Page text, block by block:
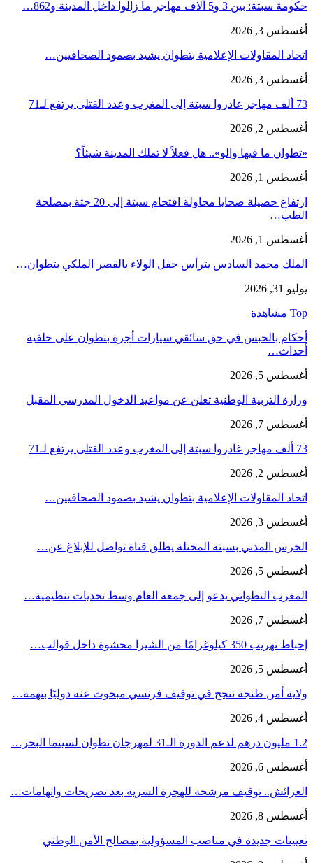
حكومة سبتة: بين 3 و5 آلاف مهاجر ما زالوا داخل المدينة و862…
أغسطس 3, 2026
اتحاد المقاولات الإعلامية بتطوان يشيد بصمود الصحافيين…
أغسطس 3, 2026
73 ألف مهاجر غادروا سبتة إلى المغرب وعدد القتلى يرتفع لـ71
أغسطس 2, 2026
«تطوان ما فيها والو».. هل فعلاً لا تملك المدينة شيئاً؟
أغسطس 1, 2026
ارتفاع حصيلة ضحايا محاولة اقتحام سبتة إلى 20 جثة بمصلحة
الطب…
أغسطس 1, 2026
الملك محمد السادس يترأس حفل الولاء بالقصر الملكي بتطوان…
يوليو 31, 2026
Top مشاهدة
أحكام بالحبس في حق سائقي سيارات أجرة بتطوان على خلفية
أحداث…
أغسطس 5, 2026
وزارة التربية الوطنية تعلن عن مواعيد الدخول المدرسي المقبل
أغسطس 7, 2026
73 ألف مهاجر غادروا سبتة إلى المغرب وعدد القتلى يرتفع لـ71
أغسطس 2, 2026
اتحاد المقاولات الإعلامية بتطوان يشيد بصمود الصحافيين…
أغسطس 3, 2026
الحرس المدني بسبتة المحتلة يطلق قناة تواصل للإبلاغ عن…
أغسطس 5, 2026
المغرب التطواني يدعو إلى جمعه العام وسط تحديات تنظيمية…
أغسطس 7, 2026
إحباط تهريب 350 كيلوغرامًا من الشيرا محشوة داخل قوالب…
أغسطس 5, 2026
ولاية أمن طنجة تنجح في توقيف فرنسي مبحوث عنه دوليًا بتهمة…
أغسطس 4, 2026
1.2 مليون درهم لدعم الدورة الـ31 لمهرجان تطوان لسينما البحر…
أغسطس 6, 2026
العرائش.. توقيف مرشحة للهجرة السرية بعد تصريحات واتهامات…
أغسطس 8, 2026
تعيينات جديدة في مناصب المسؤولية بمصالح الأمن الوطني